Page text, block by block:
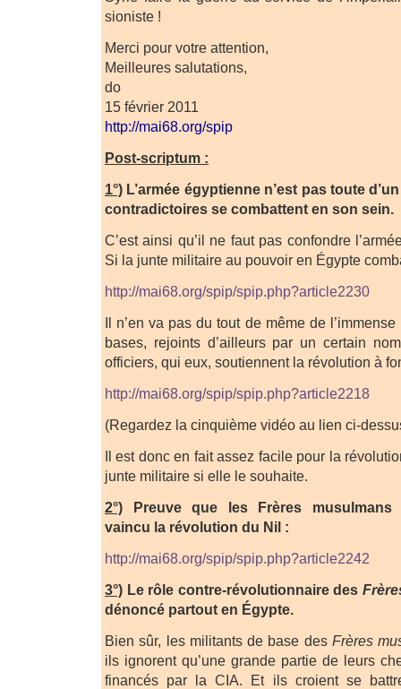
sioniste !
Merci pour votre attention,
Meilleures salutations,
do
15 février 2011
http://mai68.org/spip
Post-scriptum :
1°) L’armée égyptienne n’est pas toute
contradictoires se combattent en son sein.
C’est ainsi qu’il ne faut pas confondre
Si la junte militaire au pouvoir en Égypte
http://mai68.org/spip/spip.php?article2230
Il n’en va pas du tout de même de
bases, rejoints d’ailleurs par un certain
officiers, qui eux, soutiennent la révolution à
http://mai68.org/spip/spip.php?article2218
(Regardez la cinquième vidéo au lien ci-
Il est donc en fait assez facile pour la
junte militaire si elle le souhaite.
2°) Preuve que les Frères musulmans
vaincu la révolution du Nil :
http://mai68.org/spip/spip.php?article2242
3°) Le rôle contre-révolutionnaire des
dénoncé partout en Égypte.
Bien sûr, les militants de base desFrères
ils ignorent qu’une grande partie de leurs
financés par la CIA. Et ils croient se